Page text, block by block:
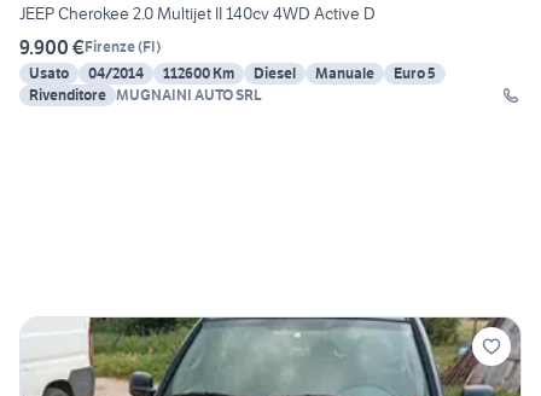
JEEP Cherokee 2.0 Multijet II 140cv 4WD Active D
9.900 €Firenze(FI)
Usato
04/2014 112600 Km Diesel Manuale
Euro 5
Rivenditore MUGNAINI AUTO SRL